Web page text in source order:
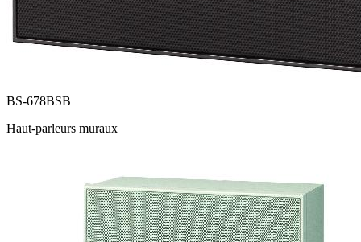
BS-678BSB
Haut-parleurs muraux